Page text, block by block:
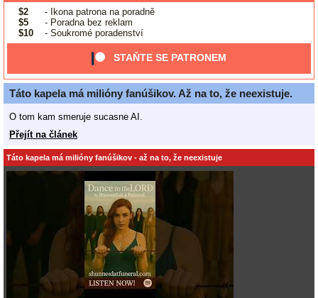
$2
- Ikona patrona na poradně
$5
- Poradna bez reklam
$10
- Soukromé poradenství
STAŇTE SE PATRONEM
Táto kapela má milióny fanúšikov. Až na to, že neexistuje.
O tom kam smeruje sucasne AI.
Přejít na článek
Táto kapela má milióny fanúšikov - až na to, že neexistuje